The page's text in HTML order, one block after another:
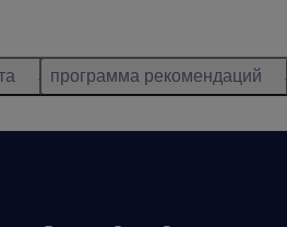
программа рекомендаций